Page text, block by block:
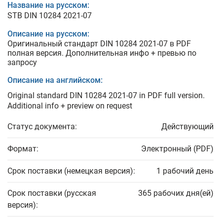
Название на русском:
STB DIN 10284 2021-07
Описание на русском:
Оригинальный стандарт DIN 10284 2021-07 в PDF
полная версия. Дополнительная инфо + превью по
запросу
Описание на английском:
Original standard DIN 10284 2021-07 in PDF full version.
Additional info + preview on request
Статус документа: Действующий
Формат: Электронный (PDF)
Срок поставки (немецкая версия): 1 рабочий день
Срок поставки (русская
версия):
365 рабочих дня(ей)